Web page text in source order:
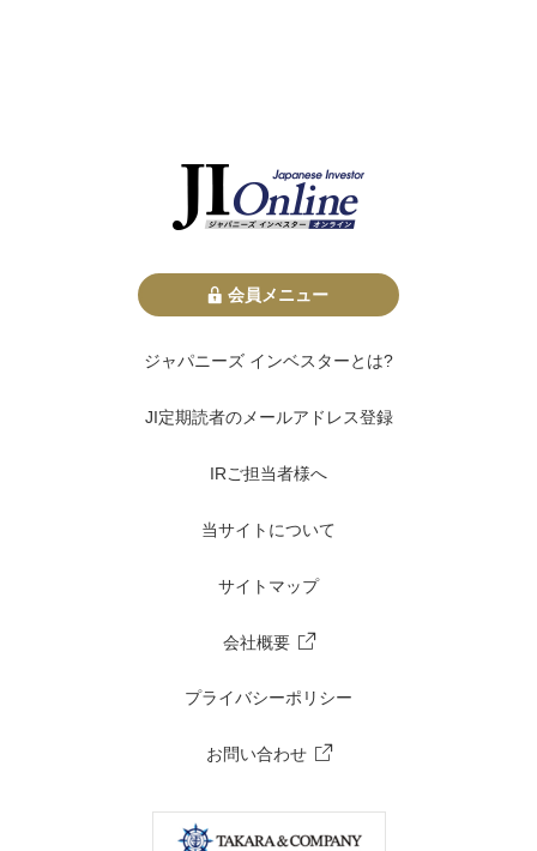
会員メニュー
ジャパニーズ インベスターとは?
JI定期読者のメールアドレス登録
IRご担当者様へ
当サイトについて
サイトマップ
会社概要
プライバシーポリシー
お問い合わせ